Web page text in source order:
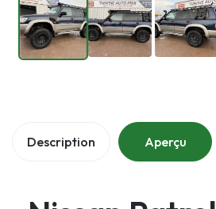
Description Aperçu